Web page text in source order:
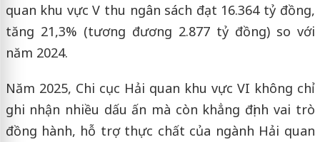
quan khu vực V thu ngân sách đạt 16.364 tỷ đồng,
tăng 21,3% (tương đương 2.877 tỷ đồng) so với
năm 2024.
Năm 2025, Chi cục Hải quan khu vực VI không chỉ
ghi nhận nhiều dấu ấn mà còn khẳng định vai trò
đồng hành, hỗ trợ thực chất của ngành Hải quan